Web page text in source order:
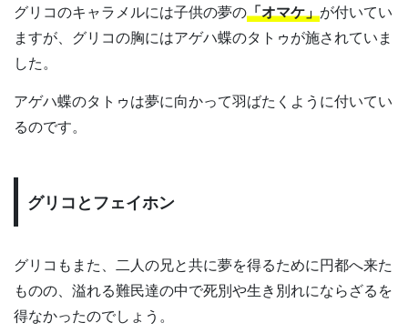
グリコのキャラメルには子供の夢の「オマケ」が付いてい
ますが、グリコの胸にはアゲハ蝶のタトゥが施されていま
した。
アゲハ蝶のタトゥは夢に向かって羽ばたくように付いてい
るのです。
グリコとフェイホン
グリコもまた、二人の兄と共に夢を得るために円都へ来た
ものの、溢れる難民達の中で死別や生き別れにならざるを
得なかったのでしょう。